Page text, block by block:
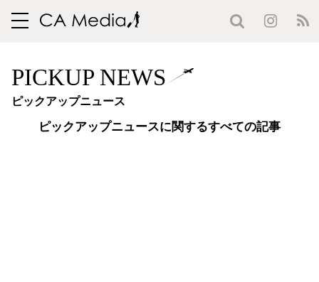
toggle
PICKUP NEWS
ピックアップニュース
ピックアップニュースに関するすべての記事